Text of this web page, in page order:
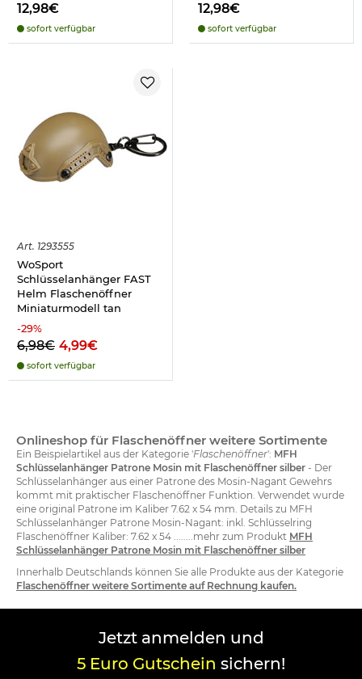
12,98€
sofort verfügbar
12,98€
sofort verfügbar
Art. 1293555
WoSport
Schlüsselanhänger FAST
Helm Flaschenöffner
Miniaturmodell tan
-29%
6,98€ 4,99€
sofort verfügbar
Onlineshop für Flaschenöffner weitere Sortimente
Ein Beispielartikel aus der Kategorie 'Flaschenöffner': MFH
Schlüsselanhänger Patrone Mosin mit Flaschenöffner silber - Der
Schlüsselanhänger aus einer Patrone des Mosin-Nagant Gewehrs
kommt mit praktischer Flaschenöffner Funktion. Verwendet wurde
eine original Patrone im Kaliber 7.62 x 54 mm. Details zu MFH
Schlüsselanhänger Patrone Mosin-Nagant: inkl. Schlüsselring
Flaschenöffner Kaliber: 7.62 x 54 ........mehr zum Produkt MFH
Schlüsselanhänger Patrone Mosin mit Flaschenöffner silber
Innerhalb Deutschlands können Sie alle Produkte aus der Kategorie
Flaschenöffner weitere Sortimente auf Rechnung kaufen.
Jetzt anmelden und
5 Euro Gutschein sichern!